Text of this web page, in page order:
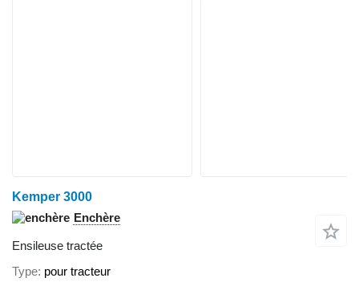
Kemper 3000
Enchère
Ensileuse tractée
Type pour tracteur